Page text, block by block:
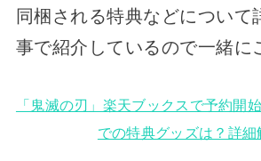
同梱される特典などについて
事で紹介しているので一緒に
「鬼滅の刃」楽天ブックスで予約開
での特典グッズは？詳細